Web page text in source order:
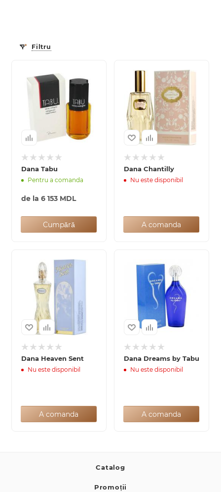
Filtru
Dana Tabu
Pentru a comanda
de la 6 153 MDL
Cumpără
Dana Chantilly
Nu este disponibil
A comanda
Dana Heaven Sent
Nu este disponibil
A comanda
Dana Dreams by Tabu
Nu este disponibil
A comanda
Catalog
Promoții